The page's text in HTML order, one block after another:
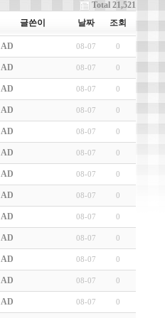
Total 21,521
글쓴이
날짜 조회
AD 08-07 0
AD 08-07 0
AD 08-07 0
AD 08-07 0
AD 08-07 0
AD 08-07 0
AD 08-07 0
AD 08-07 0
AD 08-07 0
AD 08-07 0
AD 08-07 0
AD 08-07 0
AD 08-07 0